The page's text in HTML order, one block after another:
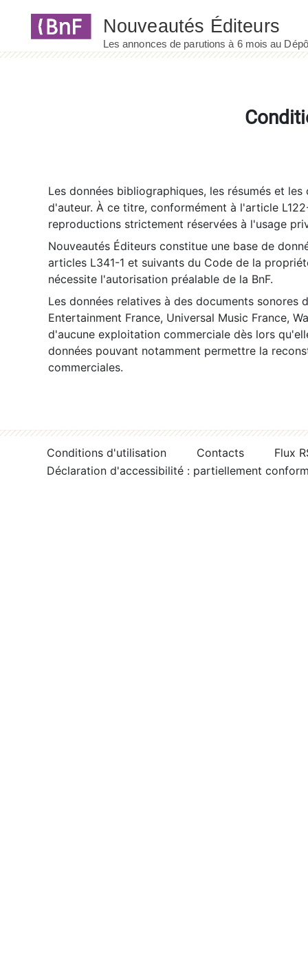
Les données bibliographiques, les résumés et
d'auteur. À ce titre, conformément à l'article
reproductions strictement réservées à l'usage
Nouveautés Éditeurs constitue une base de
articles L341-1 et suivants du Code de la
nécessite l'autorisation préalable de la BnF.
Les données relatives à des documents sonores
Entertainment France, Universal Music France,
d'aucune exploitation commerciale dès lors
données pouvant notamment permettre la
commerciales.
Conditions d'utilisation Contacts
Flux
Déclaration d'accessibilité : partiellement